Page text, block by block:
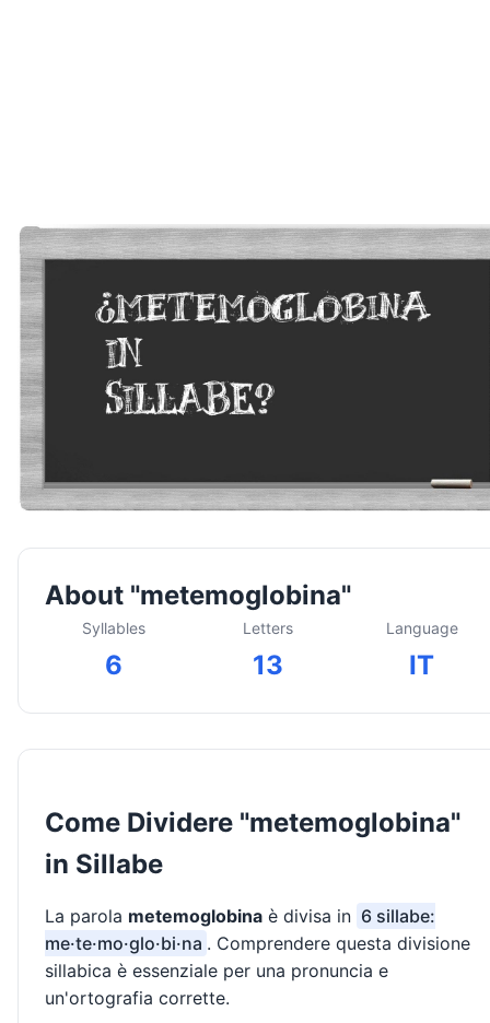
About "metemoglobina"
Syllables
6
Letters
13
Language
IT
Come Dividere "metemoglobina"
in Sillabe
La parola metemoglobina è divisa in 6 sillabe:
me·te·mo·glo·bi·na . Comprendere questa divisione
sillabica è essenziale per una pronuncia e
un'ortografia corrette.